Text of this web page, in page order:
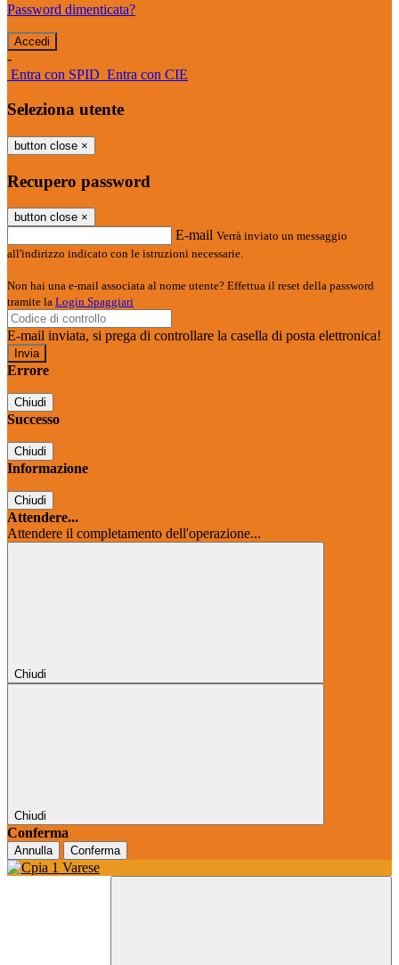
Password dimenticata?
-
Entra con SPID Entra con CIE
Seleziona utente
button close ×
Recupero password
button close ×
E-mail Verrà inviato un messaggio
all'indirizzo indicato con le istruzioni necessarie.
Non hai una e-mail associata al nome utente? Effettua il reset della password
tramite la Login Spaggiari
E-mail inviata, si prega di controllare la casella di posta elettronica!
Errore
Chiudi
Successo
Chiudi
Informazione
Chiudi
Attendere...
Attendere il completamento dell'operazione...
Chiudi
Chiudi
Conferma
Annulla Conferma